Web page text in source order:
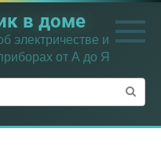
в доме
электричестве и
от А до Я